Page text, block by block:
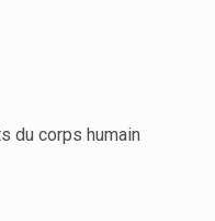
du corps humain